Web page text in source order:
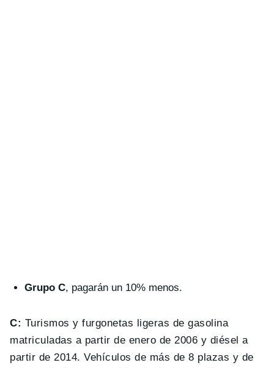
Grupo C, pagarán un 10% menos.
C: Turismos y furgonetas ligeras de gasolina
matriculadas a partir de enero de 2006 y diésel a
partir de 2014. Vehículos de más de 8 plazas y de